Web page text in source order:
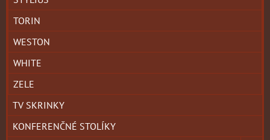
TORIN
WESTON
WHITE
ZELE
TV SKRINKY
KONFERENČNÉ STOLÍKY